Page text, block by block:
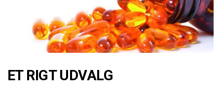
ET RIGT UDVALG